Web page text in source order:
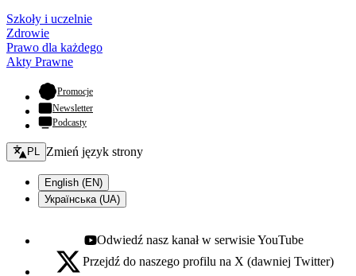
Szkoły i uczelnie
Zdrowie
Prawo dla każdego
Akty Prawne
Promocje- otwiera się w nowej karcie
Newsletter
Podcasty
Zmień język - bieżący:
PL Zmień język strony
English (EN)
Українська (UA)
Youtube - otwiera się w nowej karcie
Odwiedź nasz kanał w serwisie YouTube
X - otwiera się w nowej karcie
Przejdź do naszego profilu na X (dawniej Twitter)